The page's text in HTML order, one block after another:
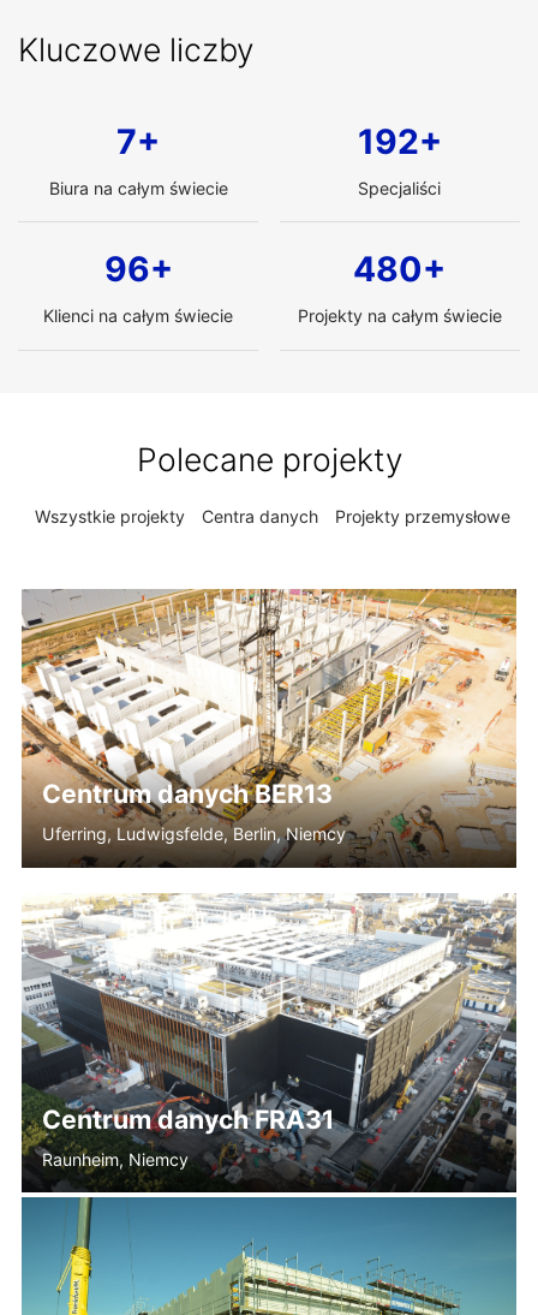
Kluczowe liczby
7+
Biura na całym świecie
200+
Specjaliści
100+
Klienci na całym świecie
499+
Projekty na całym świecie
Polecane projekty
Wszystkie projekty Centra danych Projekty przemysłowe
Centrum danych BER13
Uferring, Ludwigsfelde, Berlin, Niemcy
Centrum danych FRA31
Raunheim, Niemcy